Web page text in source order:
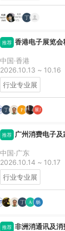
推荐 香港电子展览
中国·香港
2026.10.13 ~ 10.16
行业专业展
推荐 广州消费电子
中国·广东
2026.10.14 ~ 10.17
行业专业展
推荐 非洲消通讯及